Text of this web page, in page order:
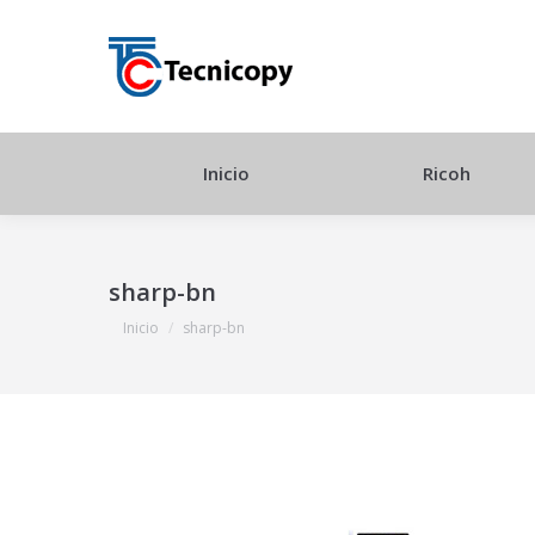
Inicio Ricoh
sharp-bn
Estás aquí:
Inicio sharp-bn